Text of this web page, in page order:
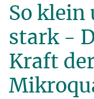
So klein
stark -
Kraft